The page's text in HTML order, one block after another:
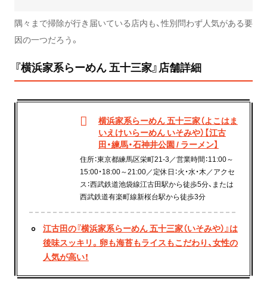
隅々まで掃除が行き届いている店内も、性別問わず人気がある要
因の一つだろう。
『横浜家系らーめん 五十三家』店舗詳細
横浜家系らーめん 五十三家（よこはま
いえけいらーめん いそみや）【江古
田・練馬・石神井公園 / ラーメン】
住所：東京都練馬区栄町21-3／営業時間：11:00～
15:00・18:00～21:00／定休日：火・水・木／アクセ
ス：西武鉄道池袋線江古田駅から徒歩5分、または
西武鉄道有楽町線新桜台駅から徒歩3分
江古田の『横浜家系らーめん 五十三家（いそみや）』は
後味スッキリ。卵も海苔もライスもこだわり、女性の
人気が高い！